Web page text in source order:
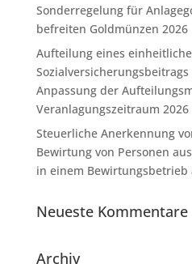
Sonderregelung für
befreiten Goldmünzen 2026
Aufteilung eines
Sozialversicherungsbeitrags
Anpassung der
Veranlagungszeitraum 2026
Steuerliche Anerkennung
Bewirtung von Personen
in einem Bewirtungsbetrieb
Neueste Kommentare
Archiv